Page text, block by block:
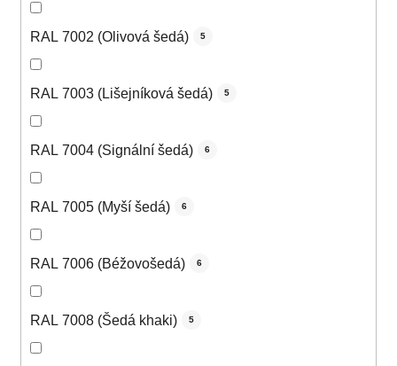
RAL 7002 (Olivová šedá) 5
RAL 7003 (Lišejníková šedá) 5
RAL 7004 (Signální šedá) 6
RAL 7005 (Myší šedá) 6
RAL 7006 (Béžovošedá) 6
RAL 7008 (Šedá khaki) 5